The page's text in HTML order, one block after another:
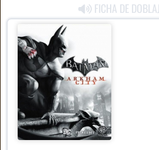
FICHA DE